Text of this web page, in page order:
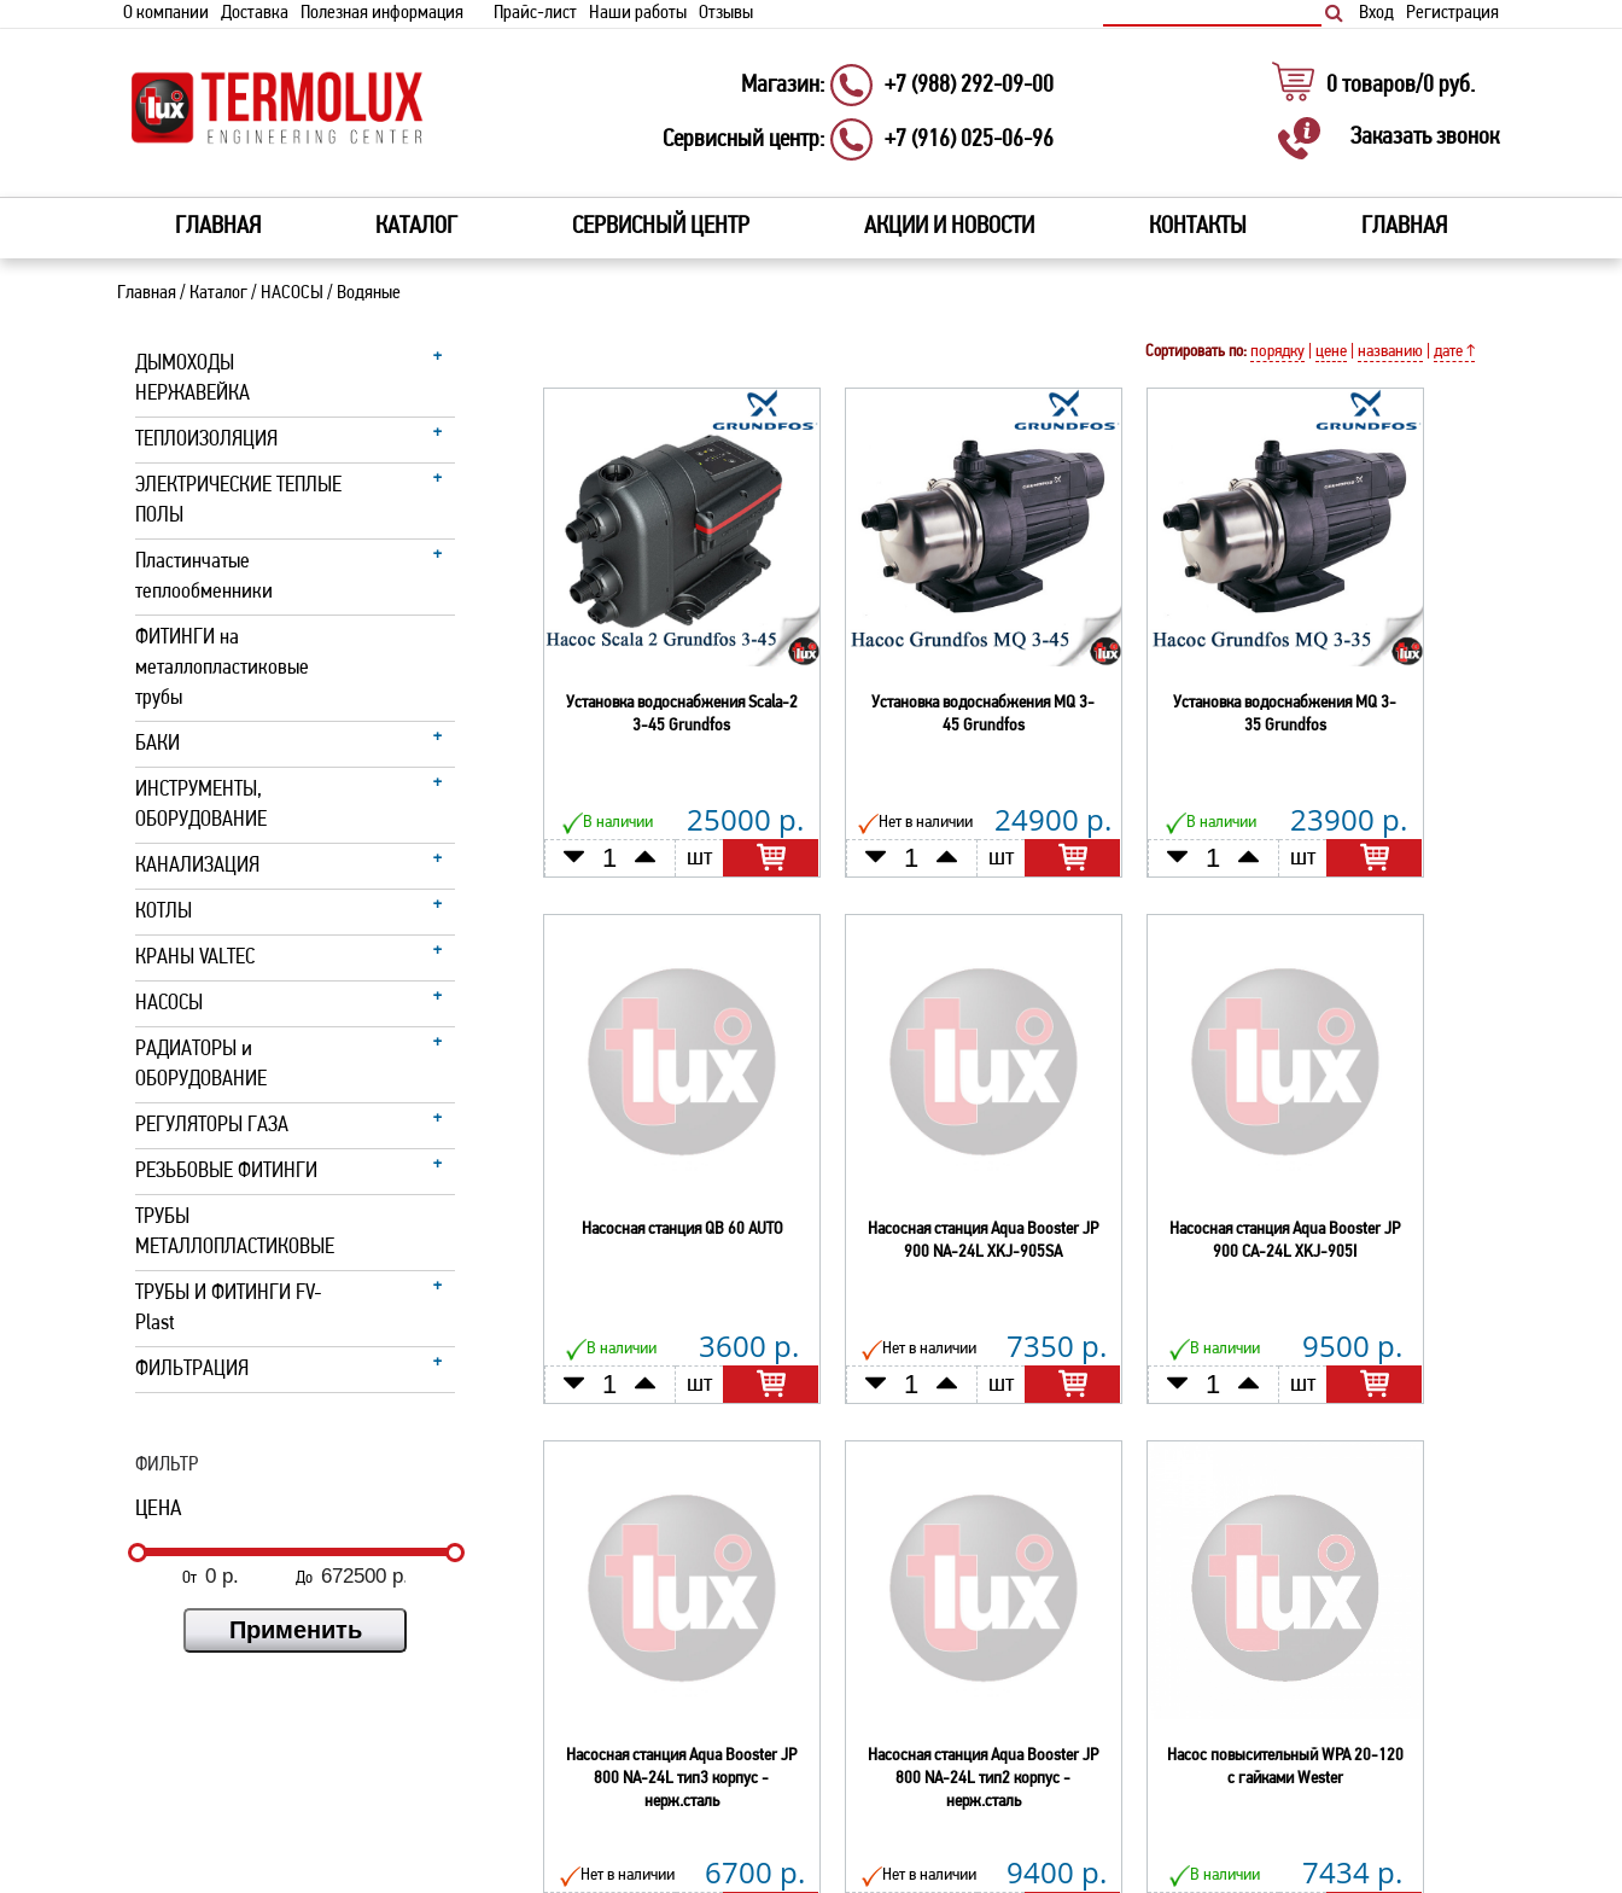
Прайс-лист
О компании Доставка Полезная информация Наши работы Отзывы Вход Регистрация
Магазин: +7 (988) 292-09-00
Сервисный центр: +7 (916) 025-06-96
0 товаров/0 руб.
Заказать звонок
ГЛАВНАЯ КАТАЛОГ СЕРВИСНЫЙ ЦЕНТР АКЦИИ И НОВОСТИ КОНТАКТЫ ГЛАВНАЯ
Главная/ Каталог/ НАСОСЫ / Водяные
ДЫМОХОДЫ
НЕРЖАВЕЙКА
ТЕПЛОИЗОЛЯЦИЯ
ЭЛЕКТРИЧЕСКИЕ ТЕПЛЫЕ
ПОЛЫ
Пластинчатые
теплообменники
ФИТИНГИ на
металлопластиковые
трубы
БАКИ
ИНСТРУМЕНТЫ,
ОБОРУДОВАНИЕ
КАНАЛИЗАЦИЯ
КОТЛЫ
КРАНЫ VALTEC
НАСОСЫ
РАДИАТОРЫ и
ОБОРУДОВАНИЕ
РЕГУЛЯТОРЫ ГАЗА
РЕЗЬБОВЫЕ ФИТИНГИ
ТРУБЫ
МЕТАЛЛОПЛАСТИКОВЫЕ
ТРУБЫ И ФИТИНГИ FV-
Plast
ФИЛЬТРАЦИЯ
ФИЛЬТР
ЦЕНА
От До
Сортировать по: порядку цене названию дате ↑
Установка водоснабжения Scala-2
3-45 Grundfos
В наличии 25000 р.
шт
Установка водоснабжения MQ 3-
45 Grundfos
Нет в наличии 24900 р.
шт
Установка водоснабжения MQ 3-
35 Grundfos
В наличии 23900 р.
шт
Насосная станция QB 60 AUTO
В наличии 3600 р.
шт
Насосная станция Aqua Booster JP
900 NA-24L XKJ-905SA
Нет в наличии 7350 р.
шт
Насосная станция Aqua Booster JP
900 CA-24L XKJ-905I
В наличии 9500 р.
шт
Насосная станция Aqua Booster JP
800 NA-24L тип3 корпус -
нерж.сталь
Нет в наличии 6700 р.
Насосная станция Aqua Booster JP
800 NA-24L тип2 корпус -
нерж.сталь
Нет в наличии 9400 р.
Насос повысительный WPA 20-120
с гайками Wester
В наличии 7434 р.